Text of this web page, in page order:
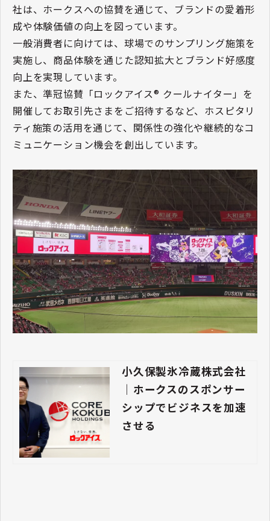
社は、ホークスへの協賛を通じて、ブランドの愛着形
成や体験価値の向上を図っています。
一般消費者に向けては、球場でのサンプリング施策を
実施し、商品体験を通じた認知拡大とブランド好感度
向上を実現しています。
また、準冠協賛「ロックアイス® クールナイター」を
開催してお取引先さまをご招待するなど、ホスピタリ
ティ施策の活用を通じて、関係性の強化や継続的なコ
ミュニケーション機会を創出しています。
小久保製氷冷蔵株式会社
｜ホークスのスポンサー
シップでビジネスを加速
させる